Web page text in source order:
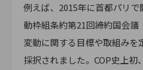
例えば、2015年に首都パリ
動枠組条約第21回締約国会議
変動に関する目標や取組みを
採択されました。COP史上初